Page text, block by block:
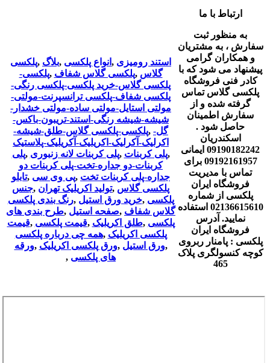
ارتباط با ما
به منظور ثبت
سفارش ، به مشتریان
و همکاران گرامی
پیشنهاد می شود که با
کادر فنی فروشگاه
پلکسی گلاس تماس
گرفته شده و از
سفارش اطمینان
حاصل شود .
اسکندریان
09190182242 ایمانی
09192161957 برای
تماس با مدیریت
فروشگاه ایران
پلکسی از شماره
02136615610 استفاده
نمایید. آدرس
فروشگاه ایران
پلکسی : پامنار ربروی
کوچه کنسولگری پلاک
465
استند رومیزی , انواع پلکسی ,بلاگ ,پلکسی
گلاس ,پلکسی گلاس شفاف ,پلکسی-
پلکسی گلاس-خرید پلکسی-پلکسی رنگی-
پلکسی شفاف-پلکسی ترانسپرنت-مولتی-
مولتی استایل-مولتی ساده-مولتی خشدار-
شیشه-شیشه رنگی-استند-تریبون-باکس-
گل- ,پلکسی-پلکسی گلاس-طلق-شیشه-
اکرلیک-آکرلیک-اکریلیک-آکریلیک-پلاستیک
,پلی کربنات ,پلی کربنات لانه زنبوری ,پلی
کربنات-دو جداره-تخت-پلی کربنات دو
جداره-پلی کربنات تخت ,پی وی سی ,تابلو
پلکسی گلاس ,تولید اکریلیک تهران ,جنس
پلکسی ,خرید ورق استیل ,رنگ بندی پلکسی
گلاس شفاف ,صفحه استیل ,طرح بندی های
پلکسی ,طلق اکریلیک ,قیمت پلکسی ,قیمت
پلکسی اکریلیک ,همه چی درباره پلکسی
,ورق استیل ,ورق پلکسی اکریلیک ,ورقه
های پلکسی ,